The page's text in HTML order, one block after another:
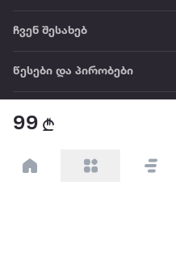
99
ჩვენ შესახებ
წესები და პირობები